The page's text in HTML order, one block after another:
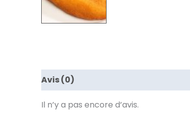
Avis (0)
Il n’y a pas encore d’avis.